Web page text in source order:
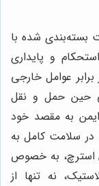
بسته‌بندی شده با
و پایداری
عوامل خارجی
حین حمل و نقل
به مقصد خود
سلامت کامل به
استرچ، به خصوص
نه تنها از